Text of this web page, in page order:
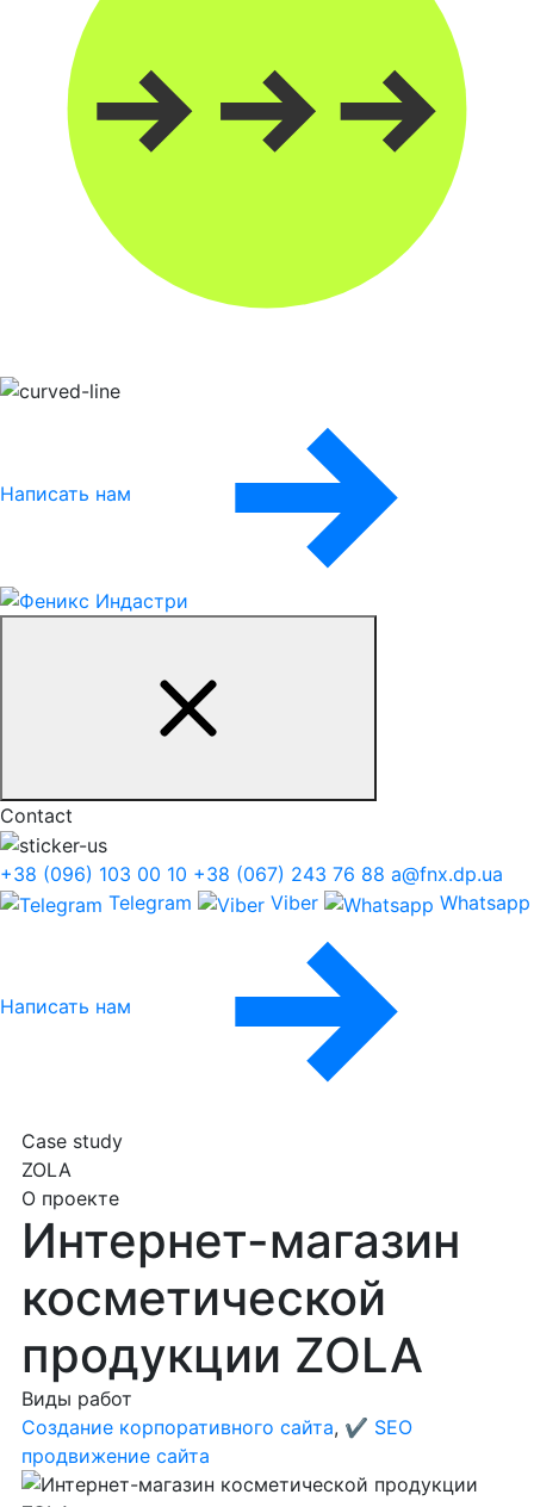
Написать нам
Contact
+38 (096) 103 00 10 +38 (067) 243 76 88 a@fnx.dp.ua
Telegram
Viber Whatsapp
Написать нам
Case study
ZOLA
О проекте
Интернет-магазин
косметической
продукции ZOLA
Виды работ
Создание корпоративного сайта, ✔️ SEO
продвижение сайта